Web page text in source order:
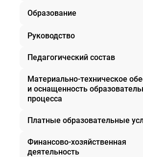
Образование
Дополнительное образование
Руководство
Педагогический состав
Материально-техническое
и оснащенность
процесса
Платные образовательные
Финансово-хозяйственная
деятельность